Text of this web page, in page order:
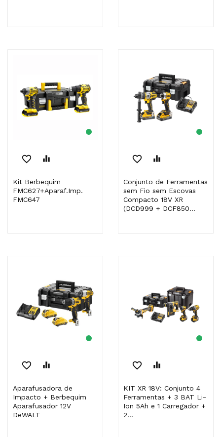
favorite_border equalizer
Kit Berbequim
FMC627+Aparaf.Imp.
FMC647
favorite_border equalizer
Conjunto de Ferramentas
sem Fio sem Escovas
Compacto 18V XR
(DCD999 + DCF850...
favorite_border equalizer
Aparafusadora de
Impacto + Berbequim
Aparafusador 12V
DeWALT
favorite_border equalizer
KIT XR 18V: Conjunto 4
Ferramentas + 3 BAT Li-
Ion 5Ah e 1 Carregador +
2...